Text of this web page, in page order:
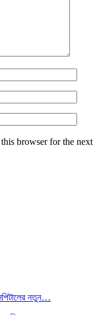
browser for the next
নতুন…